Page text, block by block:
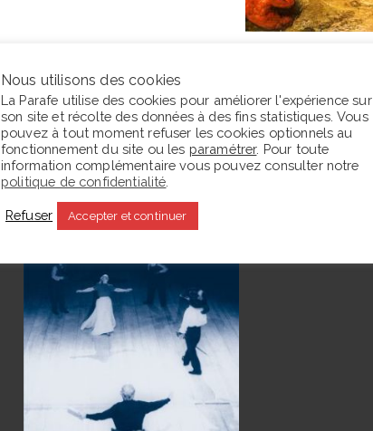
En ce moment La Parafe lit :
Nous utilisons des cookies
La Parafe utilise des cookies pour améliorer l'expérience sur
son site et récolte des données à des fins statistiques. Vous
pouvez à tout moment refuser les cookies optionnels au
fonctionnement du site ou les paramétrer. Pour toute
information complémentaire vous pouvez consulter notre
politique de confidentialité
Refuser Accepter et continuer